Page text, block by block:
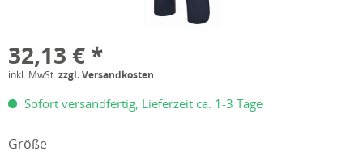
32,13 € *
inkl. MwSt.zzgl. Versandkosten
Sofort versandfertig, Lieferzeit ca. 1-3 Tage
Größe